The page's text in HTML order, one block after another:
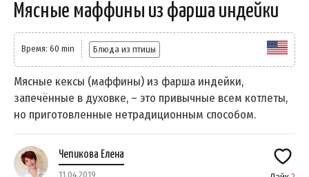
Мясные маффины из фарша индейки
Время: 60 min Блюда из птицы
Мясные кексы (маффины) из фарша индейки,
запечённые в духовке, – это привычные всем котлеты,
но приготовленные нетрадиционным способом.
Чепикова Елена
11.04.2019